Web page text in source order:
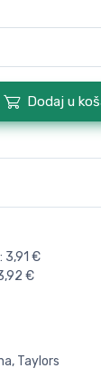
Dodaj u
3,91 €
€
Taylors